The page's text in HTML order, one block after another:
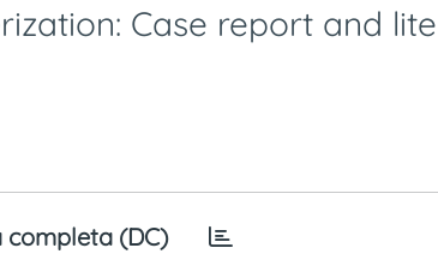
Case report and
completa (DC)